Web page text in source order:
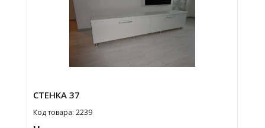
СТЕНКА 37
Код товара: 2239